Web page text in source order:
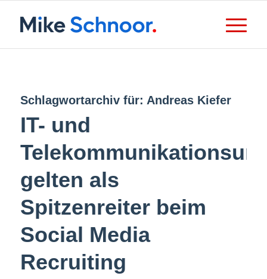
Schlagwortarchiv für: Andreas Kiefer
IT- und
gelten als
Spitzenreiter beim
Social Media
Recruiting